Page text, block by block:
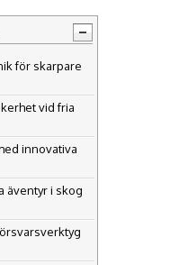
för skarpare
vid fria
innovativa
äventyr i skog